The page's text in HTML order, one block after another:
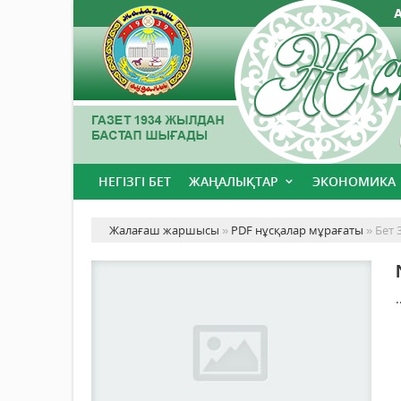
НЕГІЗГІ БЕТ ЖАҢАЛЫҚТАР ЭКОНОМИКА
Жалағаш жаршысы » PDF нұсқалар мұрағаты » Бет